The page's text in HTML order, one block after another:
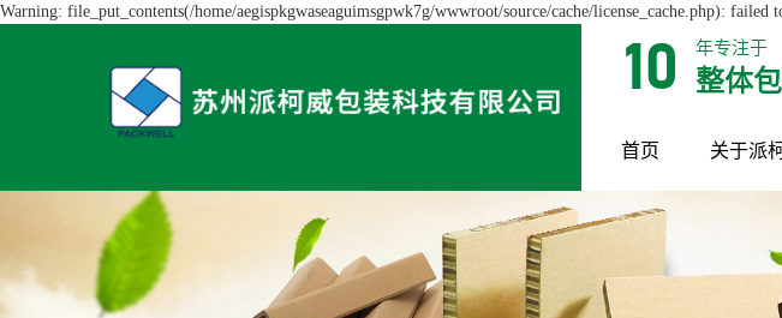
Warning: file_put_contents(/home/aegispkgwaseaguimsgpwk7g/wwwroot/source/cache/license_cache.php):
10 年专注于
整体
首页 关于派